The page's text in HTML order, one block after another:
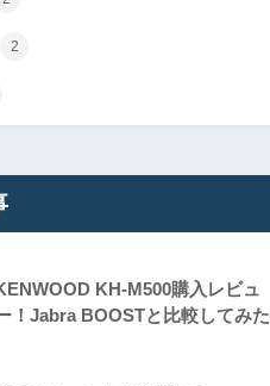
2
KH-M500購入レビュ
！Jabra BOOSTと比較してみた